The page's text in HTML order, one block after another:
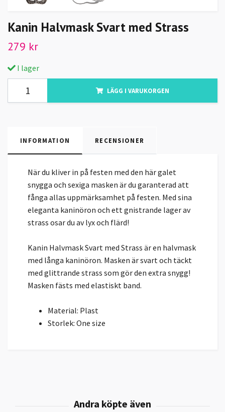
Kanin Halvmask Svart med Strass
279 kr
I lager
LÄGG I VARUKORGEN
INFORMATION RECENSIONER
När du kliver in på festen med den här galet
snygga och sexiga masken är du garanterad att
fånga allas uppmärksamhet på festen. Med sina
eleganta kaninöron och ett gnistrande lager av
strass osar du av lyx och flärd!
Kanin Halvmask Svart med Strass är en halvmask
med långa kaninöron. Masken är svart och täckt
med glittrande strass som gör den extra snygg!
Masken fästs med elastiskt band.
Material: Plast
Storlek: One size